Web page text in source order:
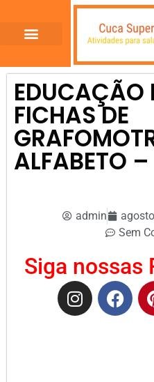
EDUCAÇÃO
FICHAS DE
ALFABETO –
admin
Sem
Siga nossas